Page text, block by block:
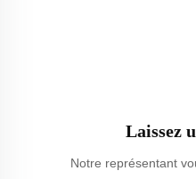
Laissez
Notre représentant